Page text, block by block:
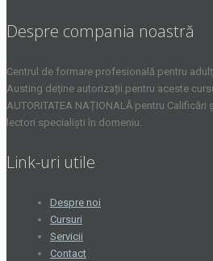
Despre compania noastră
Centrul de formare profesională pentru
Austing deține autorizații pentru aceste
AUTORITATEA NAȚIONALĂ pentru Calificări
lectori specialiști în domeniu.
Link-uri utile
Despre noi
Cursuri
Servicii
Contact